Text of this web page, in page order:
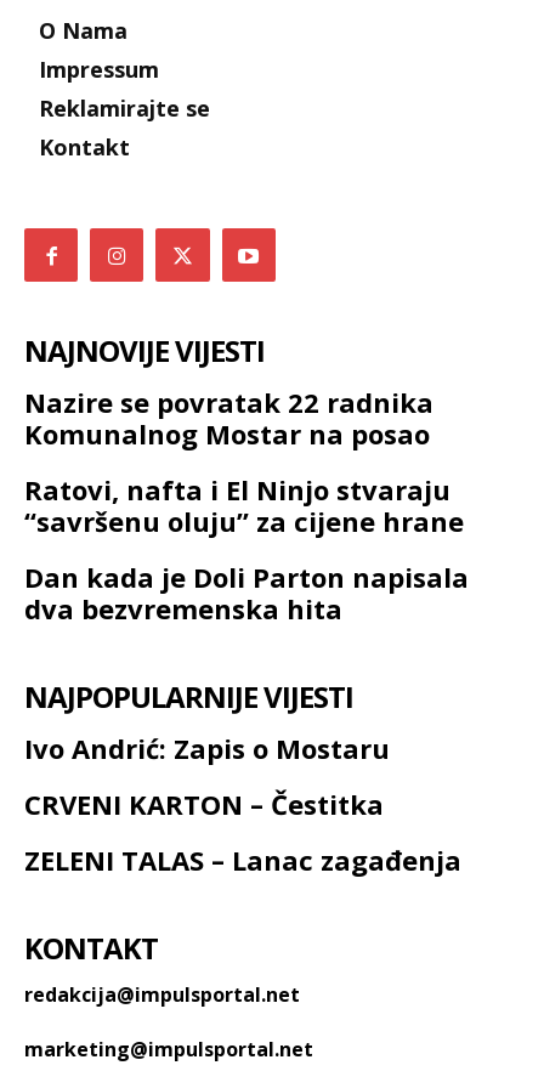
O Nama
Impressum
Reklamirajte se
Kontakt
NAJNOVIJE VIJESTI
Nazire se povratak 22 radnika
Komunalnog Mostar na posao
Ratovi, nafta i El Ninjo stvaraju
“savršenu oluju” za cijene hrane
Dan kada je Doli Parton napisala
dva bezvremenska hita
NAJPOPULARNIJE VIJESTI
Ivo Andrić: Zapis o Mostaru
CRVENI KARTON – Čestitka
ZELENI TALAS – Lanac zagađenja
KONTAKT
redakcija@impulsportal.net
marketing@impulsportal.net